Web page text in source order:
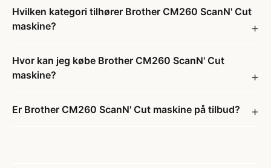
Hvilken kategori tilhører Brother CM260 ScanN' Cut
maskine?
Hvor kan jeg købe Brother CM260 ScanN' Cut
maskine?
Er Brother CM260 ScanN' Cut maskine på tilbud?